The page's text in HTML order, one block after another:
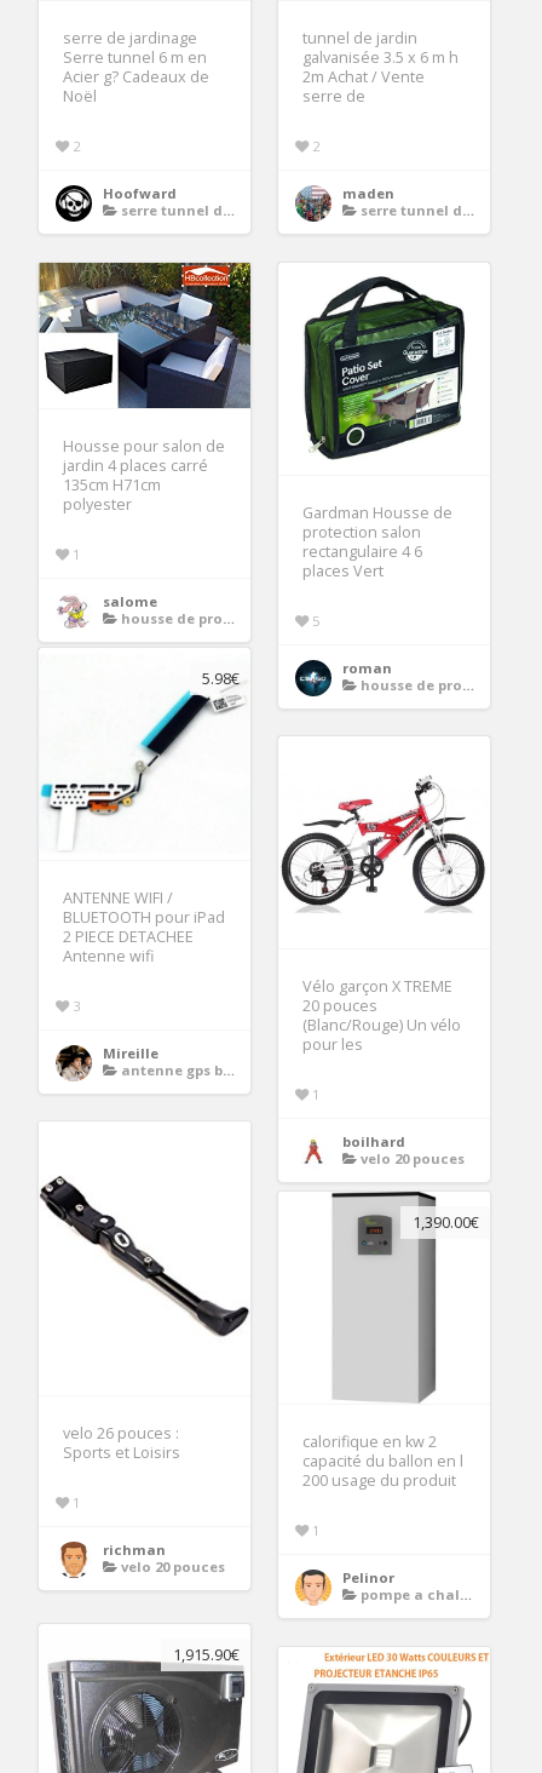
serre de jardinage
Serre tunnel 6 m en
Acier g? Cadeaux de
Noël
2
Hoofward
serre tunnel de jardin galvanise 3 x 6 m
tunnel de jardin
galvanisée 3.5 x 6 m h
2m Achat / Vente
serre de
2
maden
serre tunnel de jardin galvanise 3 x 6 m
Housse pour salon de
jardin 4 places carré
135cm H71cm
polyester
1
salome
housse de protection salon de jardin 4 places
Gardman Housse de
protection salon
rectangulaire 4 6
places Vert
5
roman
housse de protection salon de jardin 4 places
5.98€
ANTENNE WIFI /
BLUETOOTH pour iPad
2 PIECE DETACHEE
Antenne wifi
3
Mireille
antenne gps bluetooth
Vélo garçon X TREME
20 pouces
(Blanc/Rouge) Un vélo
pour les
1
boilhard
velo 20 pouces
velo 26 pouces :
Sports et Loisirs
1
richman
velo 20 pouces
1,390.00€
calorifique en kw 2
capacité du ballon en l
200 usage du produit
1
Pelinor
pompe a chaleur air eau
1,915.90€